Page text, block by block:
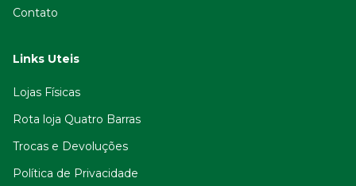
Contato
Links Uteis
Lojas Físicas
Rota loja Quatro Barras
Trocas e Devoluções
Política de Privacidade